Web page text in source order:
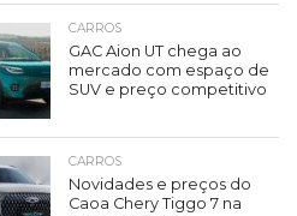
CARROS
GAC Aion UT chega ao
mercado com espaço de
SUV e preço competitivo
CARROS
Novidades e preços do
Caoa Chery Tiggo 7 na